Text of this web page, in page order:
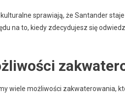
sprawiają, że Santander
na to, kiedy zdecydujesz się
wiele możliwości zakwaterowania,